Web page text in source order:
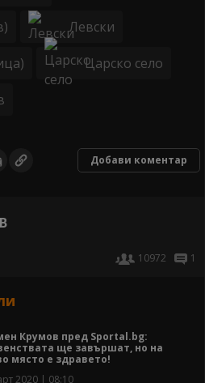
Левски
Царско село
Добави коментар
10972
1
Крумов пред Sportal.bg:
ще завършат, но на
място е здравето!
2020 | 08:10